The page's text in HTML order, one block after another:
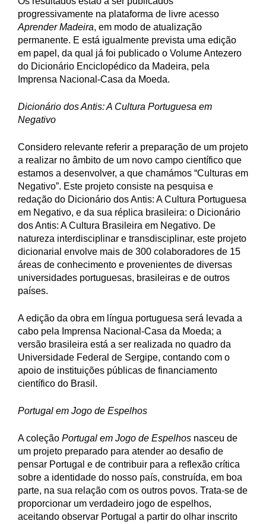
progressivamente na plataforma de livre acesso
Aprender Madeira, em modo de atualização
permanente. E está igualmente prevista uma edição
em papel, da qual já foi publicado o Volume Antezero
do Dicionário Enciclopédico da Madeira, pela
Imprensa Nacional-Casa da Moeda.
Dicionário dos Antis: A Cultura Portuguesa em
Negativo
Considero relevante referir a preparação de um projeto
a realizar no âmbito de um novo campo científico que
estamos a desenvolver, a que chamámos “Culturas em
Negativo”. Este projeto consiste na pesquisa e
redação do Dicionário dos Antis: A Cultura Portuguesa
em Negativo, e da sua réplica brasileira: o Dicionário
dos Antis: A Cultura Brasileira em Negativo. De
natureza interdisciplinar e transdisciplinar, este projeto
dicionarial envolve mais de 300 colaboradores de 15
áreas de conhecimento e provenientes de diversas
universidades portuguesas, brasileiras e de outros
países.
A edição da obra em língua portuguesa será levada a
cabo pela Imprensa Nacional-Casa da Moeda; a
versão brasileira está a ser realizada no quadro da
Universidade Federal de Sergipe, contando com o
apoio de instituições públicas de financiamento
científico do Brasil.
Portugal em Jogo de Espelhos
A coleção Portugal em Jogo de Espelhos nasceu de
um projeto preparado para atender ao desafio de
pensar Portugal e de contribuir para a reflexão crítica
sobre a identidade do nosso país, construída, em boa
parte, na sua relação com os outros povos. Trata-se de
proporcionar um verdadeiro jogo de espelhos,
aceitando observar Portugal a partir do olhar inscrito